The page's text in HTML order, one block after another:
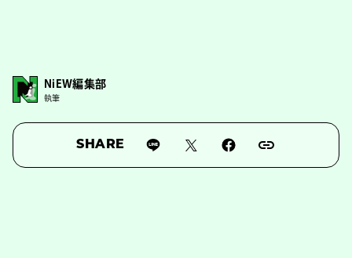
NiEW編集部
執筆
SHARE